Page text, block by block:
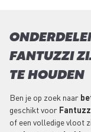
FANTUZZI
TE HOUDEN
Ben je op zoek naar
geschikt voor
of een volledige vloot